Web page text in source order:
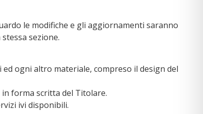
le modifiche e gli aggiornamenti saranno
sezione.
ogni altro materiale, compreso il design del
forma scritta del Titolare.
ivi disponibili.